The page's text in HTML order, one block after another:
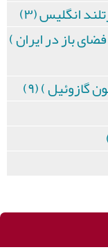
باز در ایران )
گازوئیل ) (۹)